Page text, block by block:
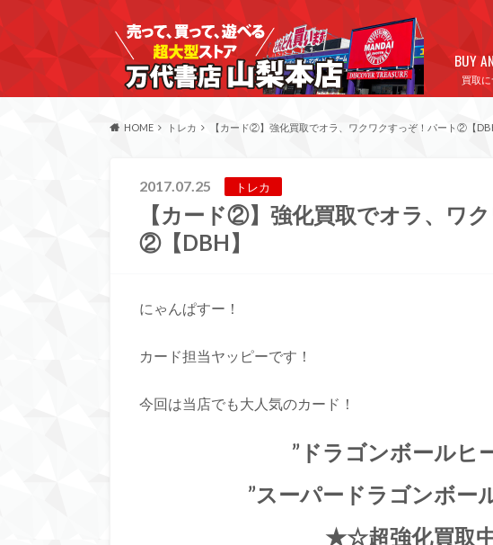
買取
BUY
HOME トレカ 【カード②】強化買取でオラ、ワクワクすっぞ！パート②【
2017.07.25 トレカ
【カード②】強化買取でオラ、ワ
②【DBH】
にゃんぱすー！
カード担当ヤッピーです！
今回は当店でも大人気のカード！
”ドラゴンボールヒ
”スーパードラゴンボー
★☆超強化買取